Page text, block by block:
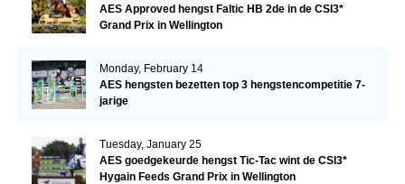
AES Approved hengst Faltic HB 2de in de CSI3*
Grand Prix in Wellington
Monday, February 14
AES hengsten bezetten top 3 hengstencompetitie 7-
jarige
Tuesday, January 25
AES goedgekeurde hengst Tic-Tac wint de CSI3*
Hygain Feeds Grand Prix in Wellington